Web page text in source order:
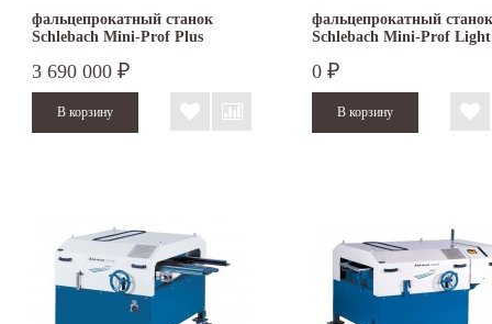
фальцепрокатный станок
Schlebach Mini-Prof Plus
3 690 000 ₽
фальцепрокатный станок
Schlebach Mini-Prof Light
0 ₽